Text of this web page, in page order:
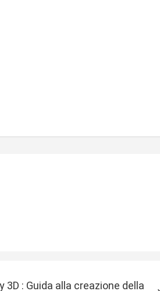
3D : Guida alla creazione della